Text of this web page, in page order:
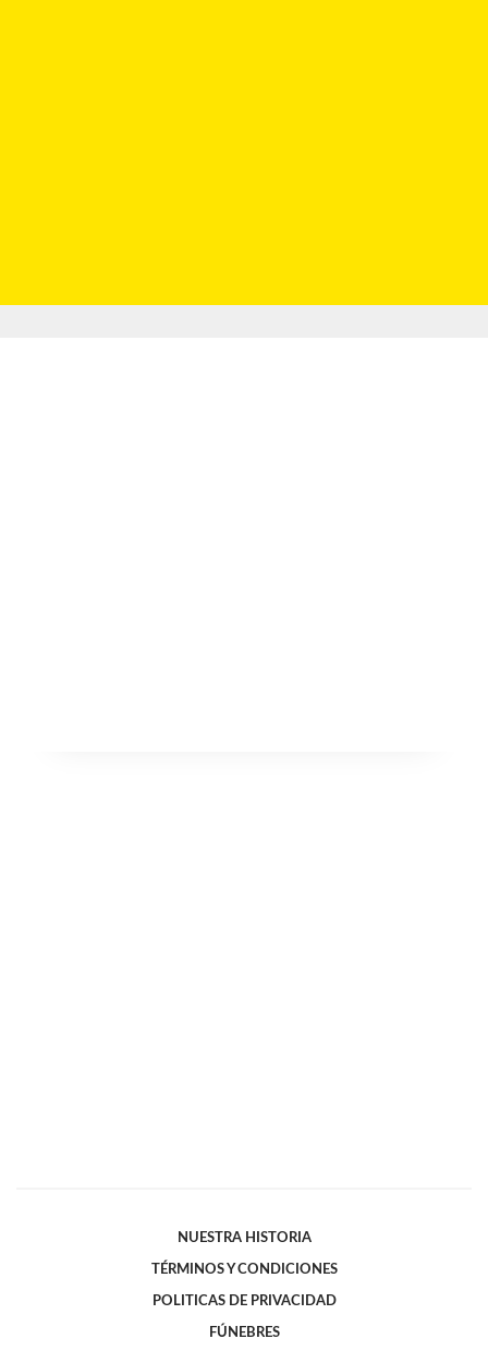
NUESTRA HISTORIA
TÉRMINOS Y CONDICIONES
POLITICAS DE PRIVACIDAD
FÚNEBRES